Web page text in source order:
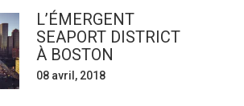
L’ÉMERGENT
SEAPORT DISTRICT
À BOSTON
08 avril, 2018